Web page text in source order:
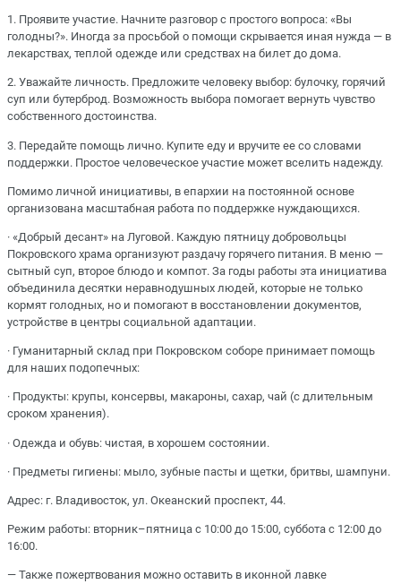
1. Проявите участие. Начните разговор с простого вопроса: «Вы
голодны?». Иногда за просьбой о помощи скрывается иная нужда — в
лекарствах, теплой одежде или средствах на билет до дома.
2. Уважайте личность. Предложите человеку выбор: булочку, горячий
суп или бутерброд. Возможность выбора помогает вернуть чувство
собственного достоинства.
3. Передайте помощь лично. Купите еду и вручите ее со словами
поддержки. Простое человеческое участие может вселить надежду.
Помимо личной инициативы, в епархии на постоянной основе
организована масштабная работа по поддержке нуждающихся.
· «Добрый десант» на Луговой. Каждую пятницу добровольцы
Покровского храма организуют раздачу горячего питания. В меню —
сытный суп, второе блюдо и компот. За годы работы эта инициатива
объединила десятки неравнодушных людей, которые не только
кормят голодных, но и помогают в восстановлении документов,
устройстве в центры социальной адаптации.
· Гуманитарный склад при Покровском соборе принимает помощь
для наших подопечных:
· Продукты: крупы, консервы, макароны, сахар, чай (с длительным
сроком хранения).
· Одежда и обувь: чистая, в хорошем состоянии.
· Предметы гигиены: мыло, зубные пасты и щетки, бритвы, шампуни.
Адрес: г. Владивосток, ул. Океанский проспект, 44.
Режим работы: вторник–пятница с 10:00 до 15:00, суббота с 12:00 до
16:00.
— Также пожертвования можно оставить в иконной лавке